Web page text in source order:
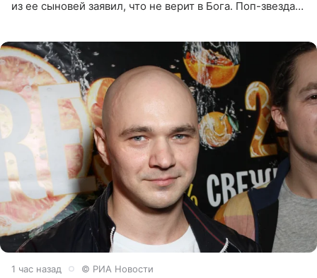
из ее сыновей заявил, что не верит в Бога. Поп-звезда
1 час назад © РИА Новости